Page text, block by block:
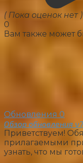
( Пока оценок нет )
0
Вам также может
Обновления 0
Обзор обновления
Приветствуем!
прилагаемыми
узнать, что мы